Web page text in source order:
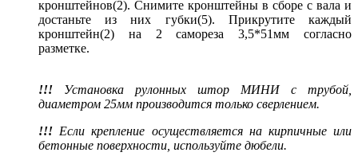
кронштейнов(2). Снимите кронштейны в сборе с вала и
достаньте из них губки(5). Прикрутите каждый
кронштейн(2) на 2 самореза 3,5*51мм согласно
разметке.
!!! Установка рулонных штор МИНИ с трубой,
диаметром 25мм производится только сверлением.
!!! Если крепление осуществляется на кирпичные или
бетонные поверхности, используйте дюбели.